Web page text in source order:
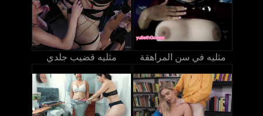
مثليه قضيب جلدي مثليه في سن المراهقة